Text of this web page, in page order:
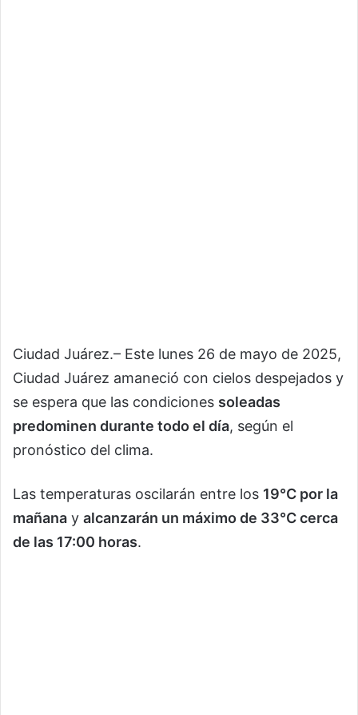
Ciudad Juárez.– Este lunes 26 de mayo de 2025,
Ciudad Juárez amaneció con cielos despejados y
se espera que las condiciones soleadas
predominen durante todo el día, según el
pronóstico del clima.
Las temperaturas oscilarán entre los 19°C por la
mañana y alcanzarán un máximo de 33°C cerca
de las 17:00 horas.